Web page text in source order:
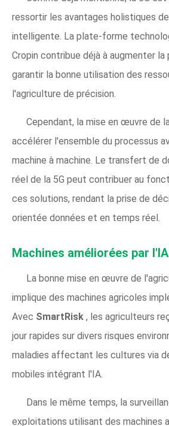
ressortir les avantages holistiques
intelligente. La plate-forme
Cropin contribue déjà à augmenter
garantir la bonne utilisation des
l'agriculture de précision.
Cependant, la mise en œuvre de
accélérer l'ensemble du processus
machine à machine. Le transfert de
réel de la 5G peut contribuer au
ces solutions, rendant la prise de
orientée données et en temps réel.
Machines améliorées par l'IA
La bonne mise en œuvre de
implique des machines agricoles
Avec SmartRisk , les agriculteurs
jour rapides sur divers risques
maladies affectant les cultures via
mobiles intégrant l'IA.
Dans le même temps, la
exploitations utilisant des machines